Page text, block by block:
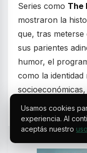
Series como The
mostraron la
que, tras
sus parientes
humor, el
como la
momentos
Usamos cookies
experiencia. Al
aceptás nuestro